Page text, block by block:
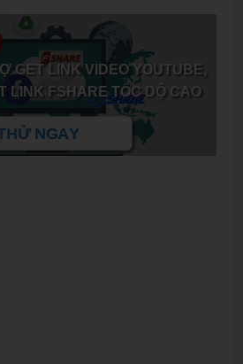
GET LINK VIDEO YOUTUBE,
LINK FSHARE TỐC DỘ CAO
NGAY